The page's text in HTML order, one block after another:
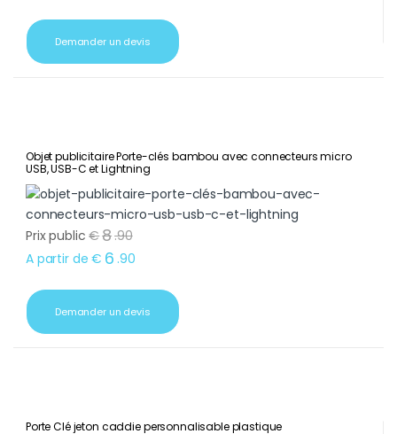
Demander un devis
Objet publicitaire Porte-clés bambou avec connecteurs micro
USB, USB-C et Lightning
Prix public €8.90
A partir de € 6 .90
Demander un devis
Porte Clé jeton caddie personnalisable plastique